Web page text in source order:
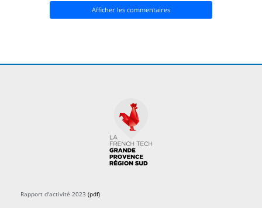
Afficher les commentaires
Rapport d'activité 2023 (pdf)